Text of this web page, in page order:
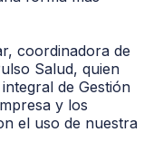
coordinadora de
Salud, quien
de Gestión
y los
el uso de nuestra